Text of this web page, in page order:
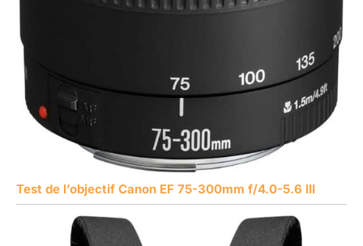
Test de l’objectif Canon EF 75-300mm f/4.0-5.6 III